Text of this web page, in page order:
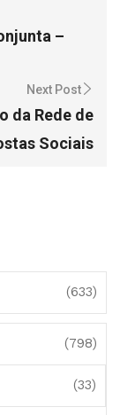
–
Next Post
da Rede de
Sociais
(633)
(798)
(33)